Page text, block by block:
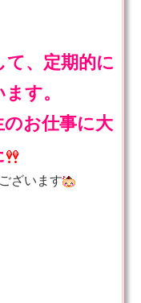
、定期的に
す。
お仕事に大
ざいます